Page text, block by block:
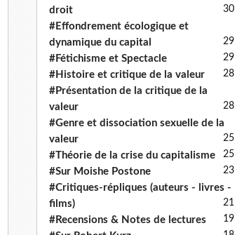
droit
30
#Effondrement écologique et
dynamique du capital
29
#Fétichisme et Spectacle 29
#Histoire et critique de la valeur 28
#Présentation de la critique de la
valeur
28
#Genre et dissociation sexuelle de la
valeur
25
#Théorie de la crise du capitalisme 25
#Sur Moishe Postone 23
#Critiques-répliques (auteurs - livres -
films)
21
#Recensions & Notes de lectures 19